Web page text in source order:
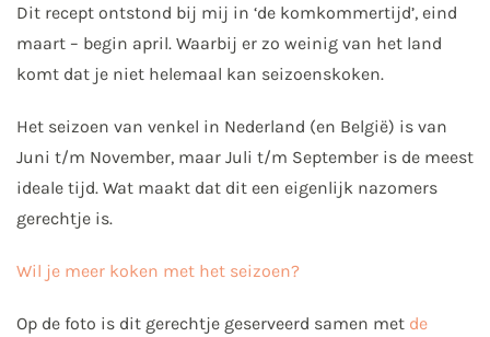
Dit recept ontstond bij mij in ‘de komkommertijd’, eind
maart – begin april. Waarbij er zo weinig van het land
komt dat je niet helemaal kan seizoenskoken.
Het seizoen van venkel in Nederland (en België) is van
Juni t/m November, maar Juli t/m September is de meest
ideale tijd. Wat maakt dat dit een eigenlijk nazomers
gerechtje is.
Wil je meer koken met het seizoen?
Op de foto is dit gerechtje geserveerd samen met de